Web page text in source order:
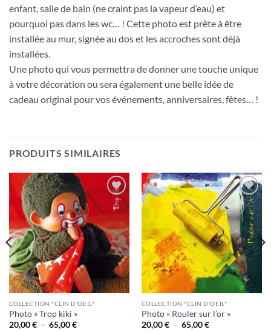
enfant, salle de bain (ne craint pas la vapeur d’eau) et
pourquoi pas dans les wc… ! Cette photo est prête à être
installée au mur, signée au dos et les accroches sont déjà
installées.
Une photo qui vous permettra de donner une touche unique
à votre décoration ou sera également une belle idée de
cadeau original pour vos événements, anniversaires, fêtes… !
PRODUITS SIMILAIRES
Ajouter
à la
COLLECTION "CLIN D'OEIL"
Photo « Trop kiki »
20,00€ – 65,00€Plage
Ajouter
à la
wishlist
COLLECTION "CLIN D'OEIL"
Photo « Rouler sur l’or »
20,00€ – 65,00€Plage